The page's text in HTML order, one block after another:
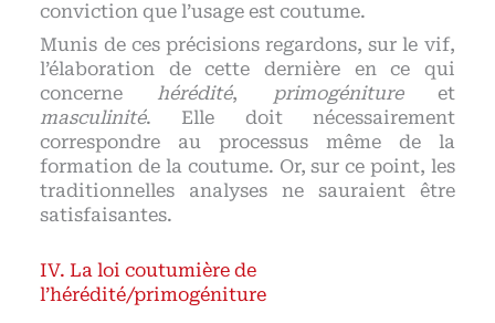
conviction que l’usage est coutume.
Munis de ces précisions regardons, sur le vif,
l’élaboration de cette dernière en ce qui
concerne hérédité, primogénitureet
masculinité. Elle doit nécessairement
correspondre au processus même de la
formation de la coutume. Or, sur ce point, les
traditionnelles analyses ne sauraient être
satisfaisantes.
La loi coutumière de
l’hérédité/primogéniture